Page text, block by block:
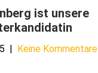
ist unsere
| Keine Kommentare